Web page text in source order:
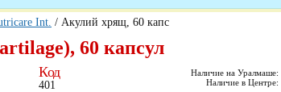
Int. / Акулий хрящ, 60 капс
60 капсул
Наличие на Уралмаше:
Наличие в Центре:
Код
401